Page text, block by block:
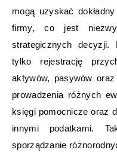
mogą uzyskać
firmy, co jest
strategicznych decyzji.
tylko rejestrację
aktywów, pasywów oraz
prowadzenia różnych
księgi pomocnicze oraz
innymi podatkami.
sporządzanie